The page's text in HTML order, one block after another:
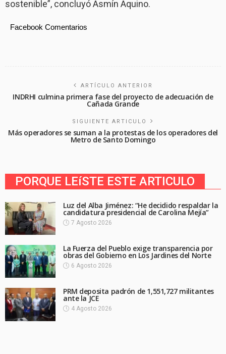
sostenible”, concluyó Asmín Aquino.
Facebook Comentarios
ARTÍCULO ANTERIOR
INDRHI culmina primera fase del proyecto de adecuación de
Cañada Grande
SIGUIENTE ARTICULO
Más operadores se suman a la protestas de los operadores del
Metro de Santo Domingo
PORQUE LEíSTE ESTE ARTICULO
Luz del Alba Jiménez: “He decidido respaldar la
candidatura presidencial de Carolina Mejía”
7 Agosto 2026
La Fuerza del Pueblo exige transparencia por
obras del Gobierno en Los Jardines del Norte
6 Agosto 2026
PRM deposita padrón de 1,551,727 militantes
ante la JCE
4 Agosto 2026